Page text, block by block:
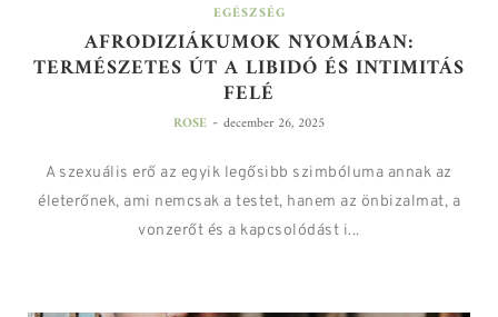
EGÉSZSÉG
AFRODIZIÁKUMOK NYOMÁBAN:
TERMÉSZETES ÚT A LIBIDÓ ÉS INTIMITÁS
FELÉ
ROSE - december 26, 2025
A szexuális erő az egyik legősibb szimbóluma annak az
életerőnek, ami nemcsak a testet, hanem az önbizalmat, a
vonzerőt és a kapcsolódást i...